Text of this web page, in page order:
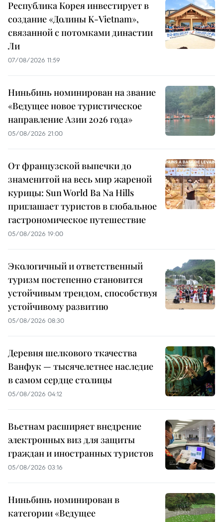
Республика Корея инвестирует в
создание «Долины K-Vietnam»,
связанной с потомками династии
Ли
07/08/2026 11:59
Ниньбинь номинирован на звание
«Ведущее новое туристическое
направление Азии 2026 года»
05/08/2026 21:00
От французской выпечки до
знаменитой на весь мир жареной
курицы: Sun World Ba Na Hills
приглашает туристов в глобальное
гастрономическое путешествие
05/08/2026 19:00
Экологичный и ответственный
туризм постепенно становится
устойчивым трендом, способствуя
устойчивому развитию
05/08/2026 08:30
Деревня шелкового ткачества
Ванфук — тысячелетнее наследие
в самом сердце столицы
05/08/2026 04:12
Вьетнам расширяет внедрение
электронных виз для защиты
граждан и иностранных туристов
05/08/2026 03:16
Ниньбинь номинирован в
категории «Ведущее